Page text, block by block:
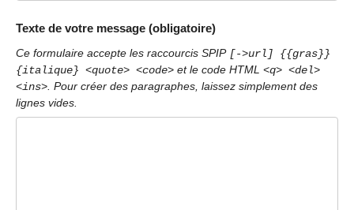
Texte de votre message (obligatoire)
Ce formulaire accepte les raccourcis SPIP [->url] {{gras}}
{italique} <quote> <code> et le code HTML <q> <del>
<ins> . Pour créer des paragraphes, laissez simplement des
lignes vides.